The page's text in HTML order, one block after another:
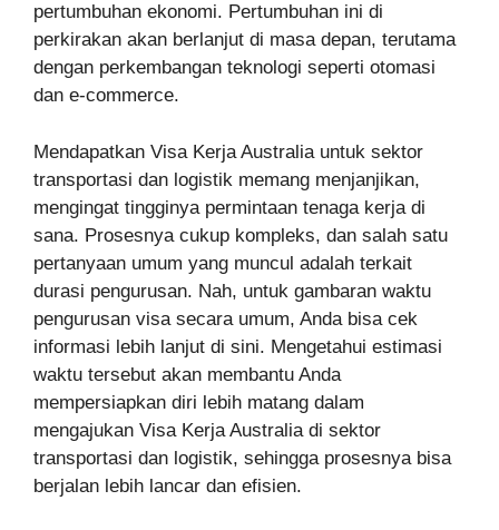
pertumbuhan ekonomi. Pertumbuhan ini di
perkirakan akan berlanjut di masa depan, terutama
dengan perkembangan teknologi seperti otomasi
dan e-commerce.
Mendapatkan Visa Kerja Australia untuk sektor
transportasi dan logistik memang menjanjikan,
mengingat tingginya permintaan tenaga kerja di
sana. Prosesnya cukup kompleks, dan salah satu
pertanyaan umum yang muncul adalah terkait
durasi pengurusan. Nah, untuk gambaran waktu
pengurusan visa secara umum, Anda bisa cek
informasi lebih lanjut di sini. Mengetahui estimasi
waktu tersebut akan membantu Anda
mempersiapkan diri lebih matang dalam
mengajukan Visa Kerja Australia di sektor
transportasi dan logistik, sehingga prosesnya bisa
berjalan lebih lancar dan efisien.